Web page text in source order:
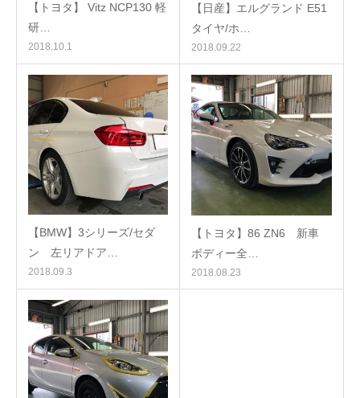
【トヨタ】 Vitz NCP130 軽
研…
2018.10.1
【日産】エルグランド E51
タイヤ/ホ…
2018.09.22
【BMW】3シリーズ/セダ
ン 左リアドア…
2018.09.3
【トヨタ】86 ZN6 新車
ボディー全…
2018.08.23